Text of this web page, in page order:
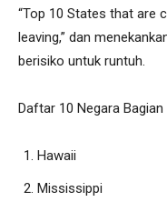
“Top 10 States that are
leaving,” dan
berisiko untuk runtuh.
Daftar 10 Negara
Hawaii
Mississippi